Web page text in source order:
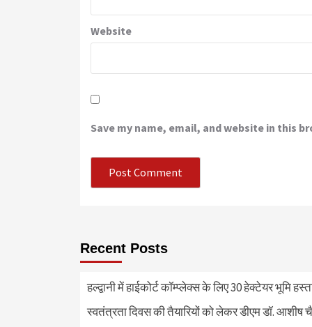
Website
Save my name, email, and website in this
Recent Posts
हल्द्वानी में हाईकोर्ट कॉम्प्लेक्स के लिए 30 हेक्टेयर भूमि
स्वतंत्रता दिवस की तैयारियों को लेकर डीएम डॉ. आशीष